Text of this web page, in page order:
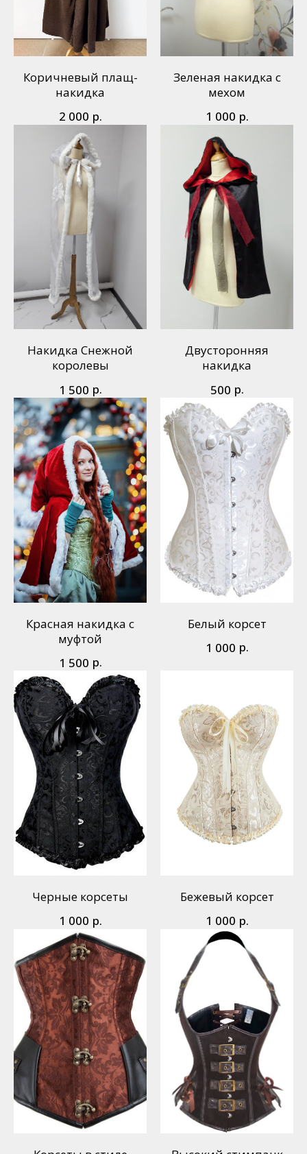
Коричневый плащ-
накидка
2 000 р.
Зеленая накидка с
мехом
1 000 р.
Накидка Снежной
королевы
1 500 р.
Двусторонняя
накидка
500 р.
Красная накидка с
муфтой
1 500 р.
Белый корсет
1 000 р.
Черные корсеты
1 000 р.
Бежевый корсет
1 000 р.